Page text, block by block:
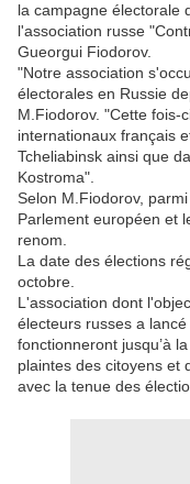
la campagne électorale
l'association russe
Gueorgui Fiodorov.
"Notre association
électorales en Russie
M.Fiodorov. "Cette fois-
internationaux français
Tcheliabinsk ainsi que
Kostroma".
Selon M.Fiodorov,
Parlement européen et
renom.
La date des élections
octobre.
L'association dont
électeurs russes a
fonctionneront jusqu’à
plaintes des citoyens et
avec la tenue des